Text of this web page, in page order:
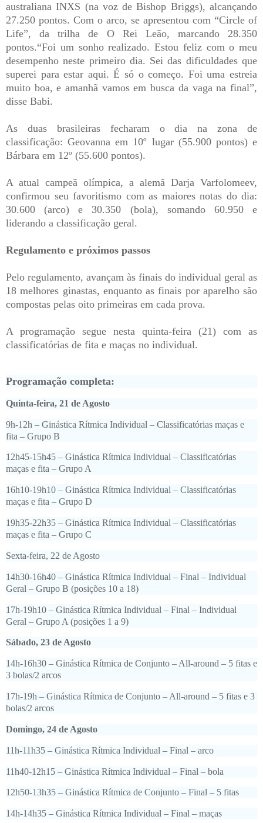
australiana INXS (na voz de Bishop Briggs), alcançando
27.250 pontos. Com o arco, se apresentou com “Circle of
Life”, da trilha de O Rei Leão, marcando 28.350
pontos.“Foi um sonho realizado. Estou feliz com o meu
desempenho neste primeiro dia. Sei das dificuldades que
superei para estar aqui. É só o começo. Foi uma estreia
muito boa, e amanhã vamos em busca da vaga na final”,
disse Babi.
As duas brasileiras fecharam o dia na zona de
classificação: Geovanna em 10º lugar (55.900 pontos) e
Bárbara em 12º (55.600 pontos).
A atual campeã olímpica, a alemã Darja Varfolomeev,
confirmou seu favoritismo com as maiores notas do dia:
30.600 (arco) e 30.350 (bola), somando 60.950 e
liderando a classificação geral.
Regulamento e próximos passos
Pelo regulamento, avançam às finais do individual geral as
18 melhores ginastas, enquanto as finais por aparelho são
compostas pelas oito primeiras em cada prova.
A programação segue nesta quinta-feira (21) com as
classificatórias de fita e maças no individual.
Programação completa:
Quinta-feira, 21 de Agosto
9h-12h – Ginástica Rítmica Individual – Classificatórias maças e
fita – Grupo B
12h45-15h45 – Ginástica Rítmica Individual – Classificatórias
maças e fita – Grupo A
16h10-19h10 – Ginástica Rítmica Individual – Classificatórias
maças e fita – Grupo D
19h35-22h35 – Ginástica Rítmica Individual – Classificatórias
maças e fita – Grupo C
Sexta-feira, 22 de Agosto
14h30-16h40 – Ginástica Rítmica Individual – Final – Individual
Geral – Grupo B (posições 10 a 18)
17h-19h10 – Ginástica Rítmica Individual – Final – Individual
Geral – Grupo A (posições 1 a 9)
Sábado, 23 de Agosto
14h-16h30 – Ginástica Rítmica de Conjunto – All-around – 5 fitas e
3 bolas/2 arcos
17h-19h – Ginástica Rítmica de Conjunto – All-around – 5 fitas e 3
bolas/2 arcos
Domingo, 24 de Agosto
11h-11h35 – Ginástica Rítmica Individual – Final – arco
11h40-12h15 – Ginástica Rítmica Individual – Final – bola
12h50-13h35 – Ginástica Rítmica de Conjunto – Final – 5 fitas
14h-14h35 – Ginástica Rítmica Individual – Final – maças